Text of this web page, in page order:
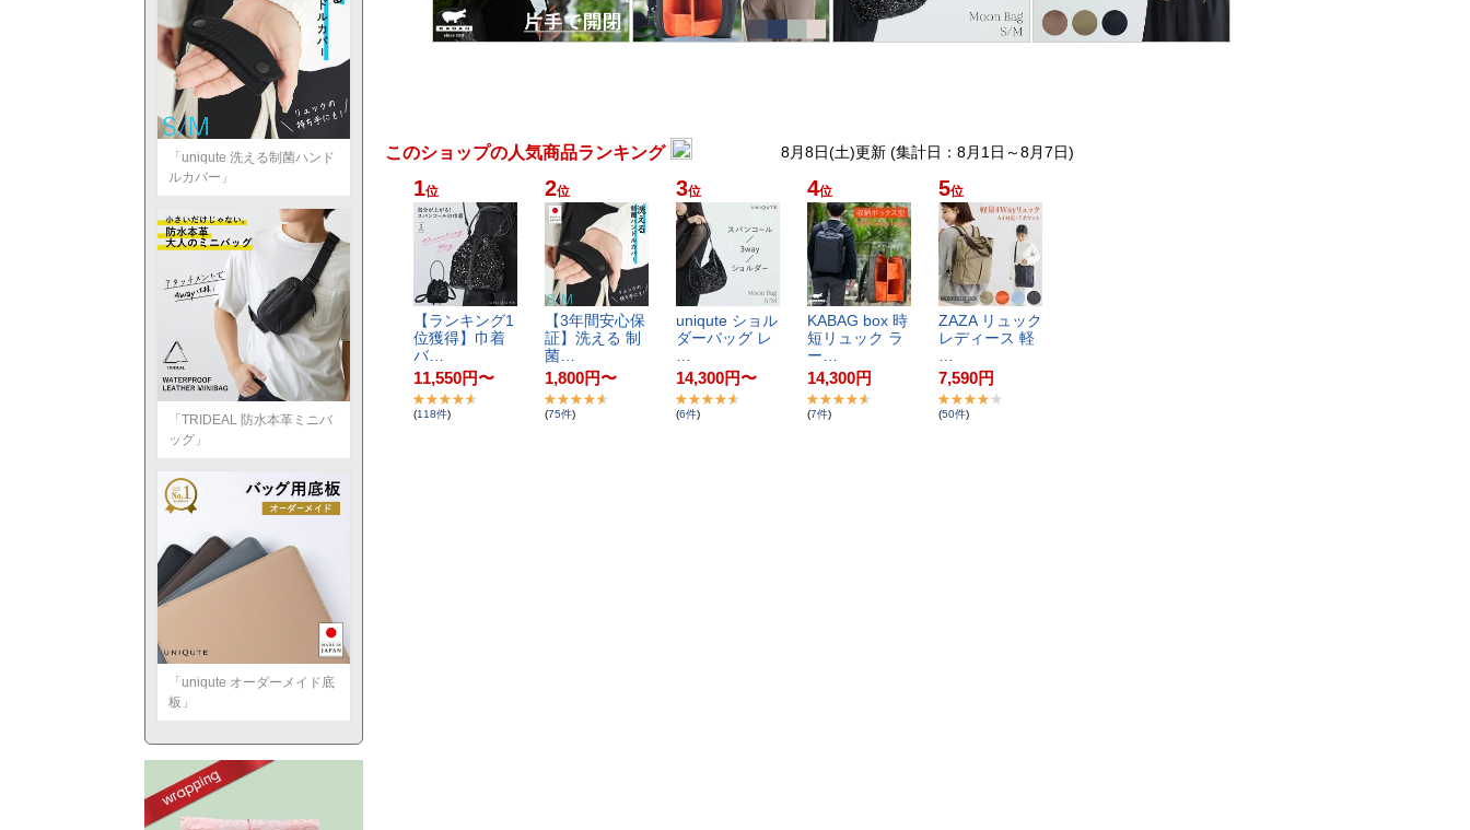
「uniqute 洗える制菌ハンド
ルカバー」
「TRIDEAL 防水本革ミニバ
ッグ」
「uniqute オーダーメイド底
板」
このショップの人気商品ランキング 8月8日(土)更新 (集計日：8月1日～8月7日)
1位
【​ラ​ン​キ​ン​グ​1​
位​獲​得​】​巾​着​
バ​…
11,550円〜
(118件)
2位
【​3​年​間​安​心​保​
証​】​洗​え​る​ ​制​
菌​…
1,800円〜
(75件)
3位
u​n​i​q​u​t​e​ ​シ​ョ​ル​
ダ​ー​バ​ッ​グ​ ​レ​
14,300円〜
(6件)
4位
K​A​B​A​G​ ​b​o​x​ ​時​
短​リ​ュ​ッ​ク​ ​ラ​
ー​…
14,300円
(7件)
5位
Z​A​Z​A​ ​リ​ュ​ッ​ク​
​レ​デ​ィ​ー​ス​ ​軽​
7,590円
(50件)